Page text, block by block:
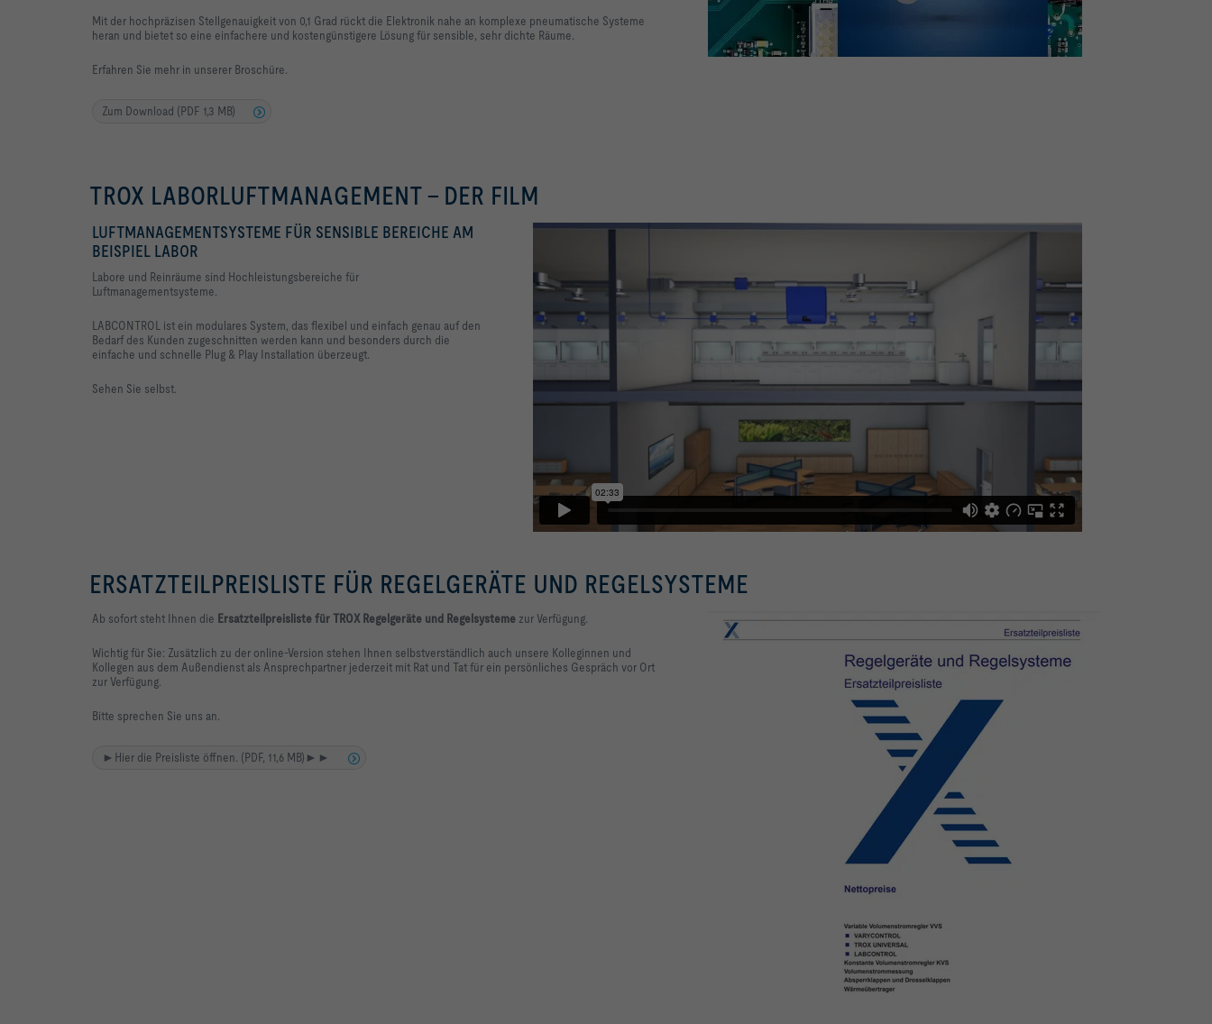
Mit der hochpräzisen Stellgenauigkeit von 0,1 Grad rückt die Elektronik nahe an komplexe pneumatische Systeme
heran und bietet so eine einfachere und kostengünstigere Lösung für sensible, sehr dichte Räume.
Erfahren Sie mehr in unserer Broschüre.
Zum Download (PDF 1,3 MB)
TROX LABORLUFTMANAGEMENT - DER FILM
LUFTMANAGEMENTSYSTEME FÜR SENSIBLE BEREICHE AM
BEISPIEL LABOR
Labore und Reinräume sind Hochleistungsbereiche für
Luftmanagementsysteme.
LABCONTROL ist ein modulares System, das flexibel und einfach genau auf den
Bedarf des Kunden zugeschnitten werden kann und besonders durch die
einfache und schnelle Plug & Play Installation überzeugt.
Sehen Sie selbst.
ERSATZTEILPREISLISTE FÜR REGELGERÄTE UND REGELSYSTEME
Ab sofort steht Ihnen die Ersatzteilpreisliste für TROX Regelgeräte und Regelsysteme zur Verfügung.
Wichtig für Sie: Zusätzlich zu der online-Version stehen Ihnen selbstverständlich auch unsere Kolleginnen und
Kollegen aus dem Außendienst als Ansprechpartner jederzeit mit Rat und Tat für ein persönliches Gespräch vor Ort
zur Verfügung.
Bitte sprechen Sie uns an.
►Hier die Preisliste öffnen. (PDF, 11,6 MB)►►